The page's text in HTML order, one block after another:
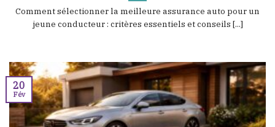
Comment sélectionner la meilleure assurance auto pour un
jeune conducteur : critères essentiels et conseils [...]
20
Fév